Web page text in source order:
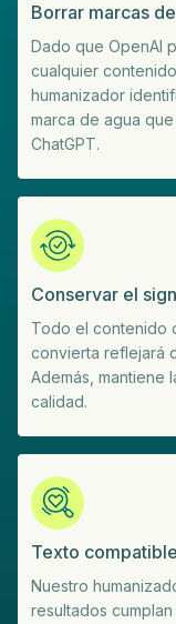
Borrar marcas
Dado que OpenAI
cualquier
humanizador
marca de agua
ChatGPT.
Conservar el
Todo el contenido
convierta reflejará
Además, mantiene
calidad.
Texto
Nuestro
resultados